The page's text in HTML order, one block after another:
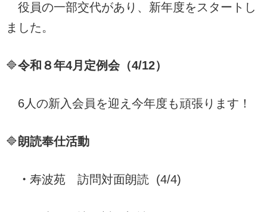
役員の一部交代があり、新年度をスタートし
ました。
🔷令和８年4月定例会（4/12）
6人の新入会員を迎え今年度も頑張ります！
🔷 朗読奉仕活動
・ 寿波苑 訪問対面朗読 (4/4)